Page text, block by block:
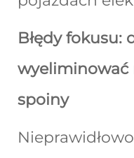
Błędy fokusu:
wyeliminować
spoiny